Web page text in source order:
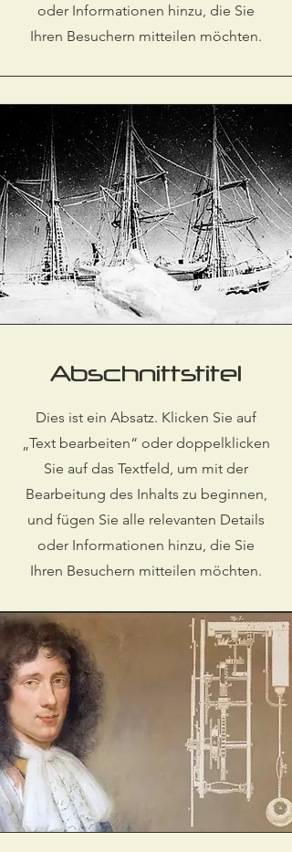
oder Informationen hinzu, die Sie
Ihren Besuchern mitteilen möchten.
Abschnittstitel
Dies ist ein Absatz. Klicken Sie auf
„Text bearbeiten“ oder doppelklicken
Sie auf das Textfeld, um mit der
Bearbeitung des Inhalts zu beginnen,
und fügen Sie alle relevanten Details
oder Informationen hinzu, die Sie
Ihren Besuchern mitteilen möchten.